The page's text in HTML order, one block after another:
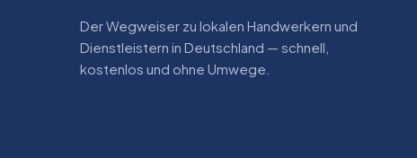
Der Wegweiser zu lokalen Handwerkern und
Dienstleistern in Deutschland — schnell,
kostenlos und ohne Umwege.